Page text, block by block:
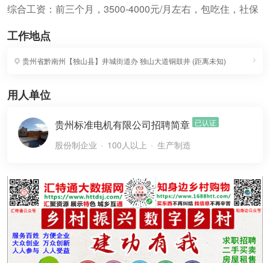
综合工资：前三个月，3500-4000元/月左右，包吃住，社保
工作地点
贵州省黔南州【独山县】井城街道办独山大道铜鼓井 (距离未知)
用人单位
贵州标准电机有限公司招聘简章 已认证
股份制企业 100人以上 生产制造